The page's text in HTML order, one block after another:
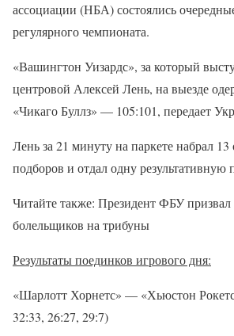
ассоциации (НБА) состоялись
регулярного чемпионата.
«Вашингтон Уизардс», за который
центровой Алексей Лень, на выезде
«Чикаго Буллз» — 105:101, передает
Лень за 21 минуту на паркете набрал
подборов и отдал одну результативную
Читайте также: Президент ФБУ
болельщиков на трибуны
Результаты поединков игрового дня:
«Шарлотт Хорнетс» — «Хьюстон
32:33, 26:27, 29:7)